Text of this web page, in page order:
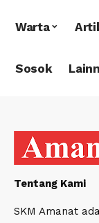
Warta
Sosok
Tentang Kami
SKM Amanat